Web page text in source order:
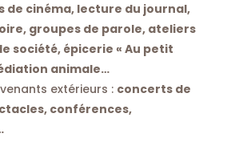
de cinéma, lecture du journal,
groupes de parole, ateliers
société, épicerie « Au petit
animale…
extérieurs : concerts de
conférences,